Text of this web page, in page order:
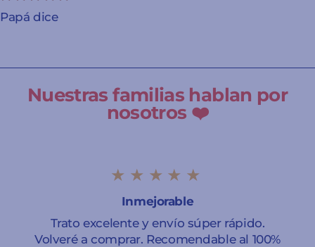
Papá dice
Nuestras familias hablan por
nosotros ❤️
★★★★★
Inmejorable
Trato excelente y envío súper rápido.
Volveré a comprar. Recomendable al 100%